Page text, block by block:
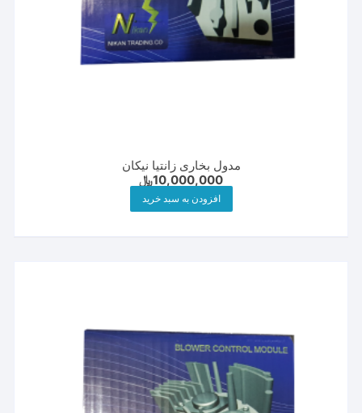
مدول بخاری زانتیا نیکان
10,000,000﷼
افزودن به سبد خرید